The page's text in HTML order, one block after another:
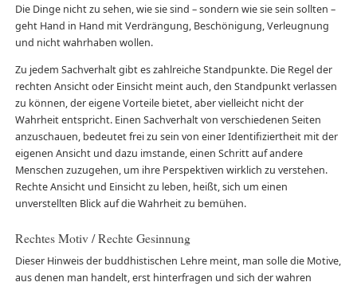
Die Dinge nicht zu sehen, wie sie sind – sondern wie sie sein sollten –
geht Hand in Hand mit Verdrängung, Beschönigung, Verleugnung
und nicht wahrhaben wollen.
Zu jedem Sachverhalt gibt es zahlreiche Standpunkte. Die Regel der
rechten Ansicht oder Einsicht meint auch, den Standpunkt verlassen
zu können, der eigene Vorteile bietet, aber vielleicht nicht der
Wahrheit entspricht. Einen Sachverhalt von verschiedenen Seiten
anzuschauen, bedeutet frei zu sein von einer Identifiziertheit mit der
eigenen Ansicht und dazu imstande, einen Schritt auf andere
Menschen zuzugehen, um ihre Perspektiven wirklich zu verstehen.
Rechte Ansicht und Einsicht zu leben, heißt, sich um einen
unverstellten Blick auf die Wahrheit zu bemühen.
Rechtes Motiv / Rechte Gesinnung
Dieser Hinweis der buddhistischen Lehre meint, man solle die Motive,
aus denen man handelt, erst hinterfragen und sich der wahren